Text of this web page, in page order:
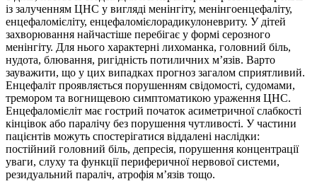
із залученням ЦНС у вигляді менінгіту, менінгоенцефаліту,
енцефаломієліту, енцефаломієлорадикулоневриту. У дітей
захворювання найчастіше перебігає у формі серозного
менінгіту. Для нього характерні лихоманка, головний біль,
нудота, блювання, ригідність потиличних м’язів. Варто
зауважити, що у цих випадках прогноз загалом сприятливий.
Енцефаліт проявляється порушенням свідомості, судомами,
тремором та вогнищевою симптоматикою ураження ЦНС.
Енцефаломієліт має гострий початок асиметричної слабкості
кінцівок або паралічу без порушення чутливості. У частини
пацієнтів можуть спостерігатися віддалені наслідки:
постійний головний біль, депресія, порушення концентрації
уваги, слуху та функції периферичної нервової системи,
резидуальний параліч, атрофія м’язів тощо.